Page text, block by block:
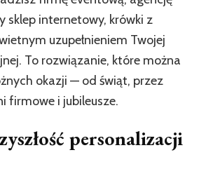
sklep internetowy, krówki z
uzupełnieniem Twojej
To rozwiązanie, które można
okazji — od świąt, przez
firmowe i jubileusze.
personalizacji